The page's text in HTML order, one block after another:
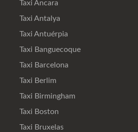
Taxi Ancara
Taxi Antalya
Taxi Antuérpia
Taxi Banguecoque
Taxi Barcelona
Taxi Berlim
Taxi Birmingham
Taxi Boston
Taxi Bruxelas